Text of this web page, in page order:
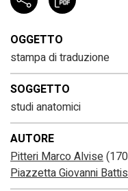
OGGETTO
stampa di traduzione
SOGGETTO
studi anatomici
AUTORE
Pitteri Marco Alvise
Piazzetta Giovanni